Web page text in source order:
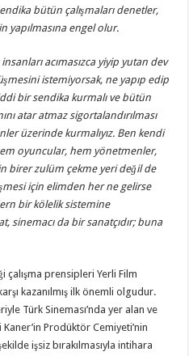
bütün çalışmaları denetler,
yapılmasına engel olur.
acımasızca yiyip yutan dev
istemiyorsak, ne yapıp edip
bir sendika kurmalı ve bütün
atar atmaz sigortalandırılması
üzerinde kurmalıyız. Ben kendi
oyuncular, hem yönetmenler,
birer zulüm çekme yeri değil de
için elimden her ne gelirse
bir kölelik sistemine
sinemacı da bir sanatçıdır; buna
çalışma prensipleri Yerli Film
kazanılmış ilk önemli olgudur.
Türk Sineması’nda yer alan ve
Prodüktör Cemiyeti’nin
işsiz bırakılmasıyla intihara